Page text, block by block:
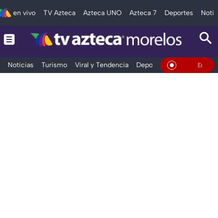
en vivo TV Azteca Azteca UNO Azteca 7 Deportes
Noticias Turismo Viral y Tendencia Deportes Espectáculos
En Vivo